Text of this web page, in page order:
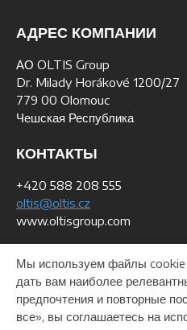
АДРЕС КОМПАНИИ
АО OLTIS Group
Dr. Milady Horákové 1200/27
779 00 Olomouc
Чешская Республика
КОНТАКТЫ
+420 588 208 555
oltis@oltis.cz
www.oltisgroup.com
ДАННЫЕ ДЛЯ СЧЕТОВ
ИН: 268 47 281
PHH: CZ26847281
Мы используем файлы
дать вам наиболее
предпочтения и повторные
все», вы соглашаетесь на